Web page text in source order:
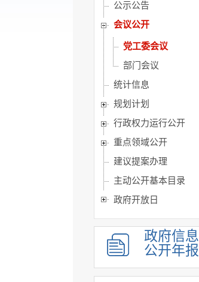
公示公告
会议公开
党工委会议
部门会议
统计信息
规划计划
行政权力运行公开
重点领域公开
建议提案办理
主动公开基本目录
政府开放日
政府信息
公开年报